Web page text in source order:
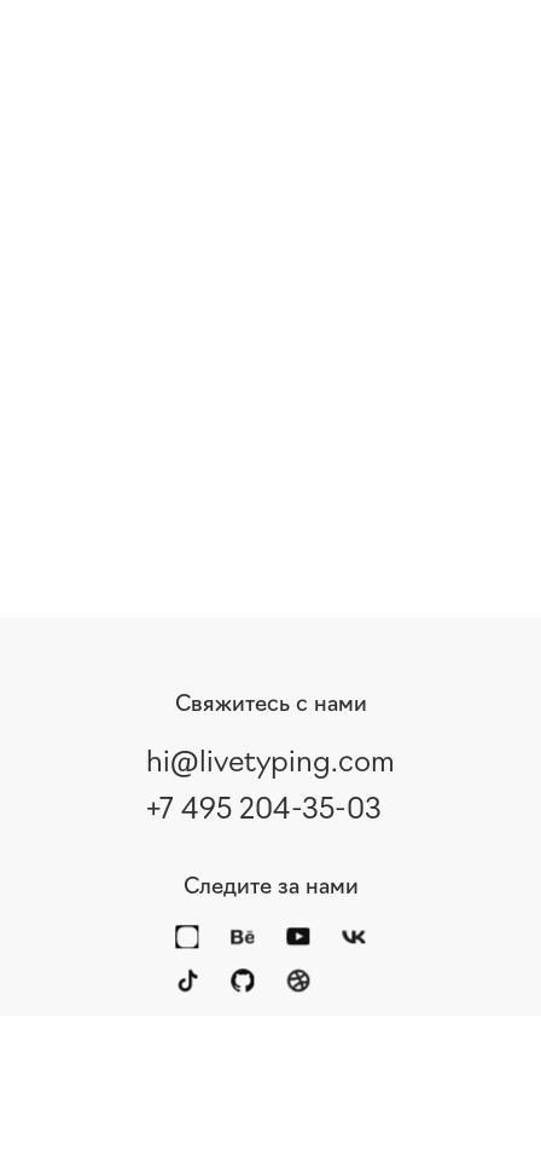
Свяжитесь с нами
hi@livetyping.com
+7 495 204-35-03
Следите за нами